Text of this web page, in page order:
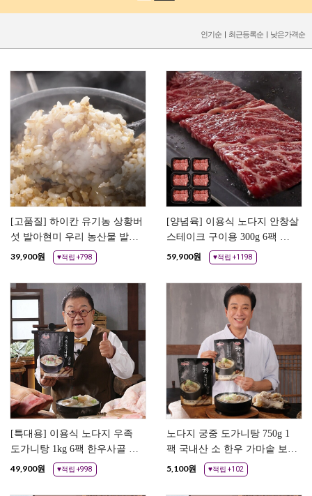
인기순 | 최근등록순 | 낮은가격순
[고품질] 하이칸 유기농 상황버
섯 발아현미 우리 농산물 발아
현미쌀
39,900원 ♥적립 +798
[양념육] 이용식 노다지 안창살
스테이크 구이용 300g 6팩 쇠
고기 양념 스테이크고기
59,900원 ♥적립 +1198
[특대용] 이용식 노다지 우족
도가니탕 1kg 6팩 한우사골 스
지 우족 즉석국
49,900원 ♥적립 +998
노다지 궁중 도가니탕 750g 1
팩 국내산 소 한우 가마솥 보양
식 즉석국 곰탕 설렁탕 도가니
5,100원 ♥적립 +102